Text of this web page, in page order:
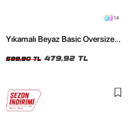
14
Yıkamalı Beyaz Basic Oversize
599,90 TL 479,92 TL